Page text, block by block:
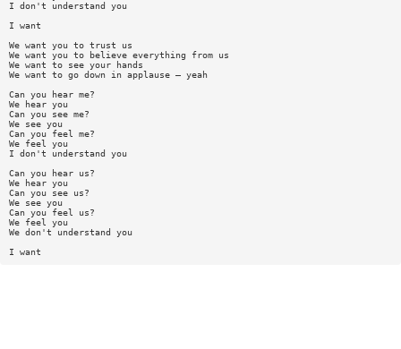
I don't understand you
I want
We want you to trust us
We want you to believe everything from us
We want to see your hands
We want to go down in applause — yeah
Can you hear me?
We hear you
Can you see me?
We see you
Can you feel me?
We feel you
I don't understand you
Can you hear us?
We hear you
Can you see us?
We see you
Can you feel us?
We feel you
We don't understand you
I want